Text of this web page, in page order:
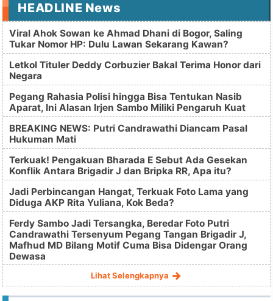
HEADLINE News
Viral Ahok Sowan ke Ahmad Dhani di Bogor, Saling
Tukar Nomor HP: Dulu Lawan Sekarang Kawan?
Letkol Tituler Deddy Corbuzier Bakal Terima Honor dari
Negara
Pegang Rahasia Polisi hingga Bisa Tentukan Nasib
Aparat, Ini Alasan Irjen Sambo Miliki Pengaruh Kuat
BREAKING NEWS: Putri Candrawathi Diancam Pasal
Hukuman Mati
Terkuak! Pengakuan Bharada E Sebut Ada Gesekan
Konflik Antara Brigadir J dan Bripka RR, Apa itu?
Jadi Perbincangan Hangat, Terkuak Foto Lama yang
Diduga AKP Rita Yuliana, Kok Beda?
Ferdy Sambo Jadi Tersangka, Beredar Foto Putri
Candrawathi Tersenyum Pegang Tangan Brigadir J,
Mafhud MD Bilang Motif Cuma Bisa Didengar Orang
Dewasa
Lihat Selengkapnya